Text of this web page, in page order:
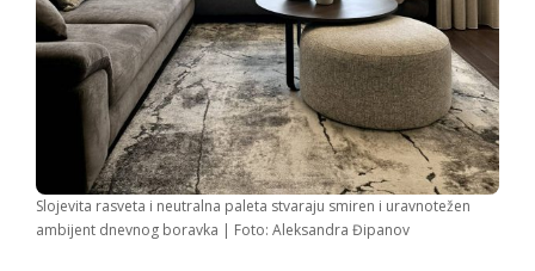
Slojevita rasveta i neutralna paleta stvaraju smiren i uravnotežen
ambijent dnevnog boravka | Foto: Aleksandra Đipanov